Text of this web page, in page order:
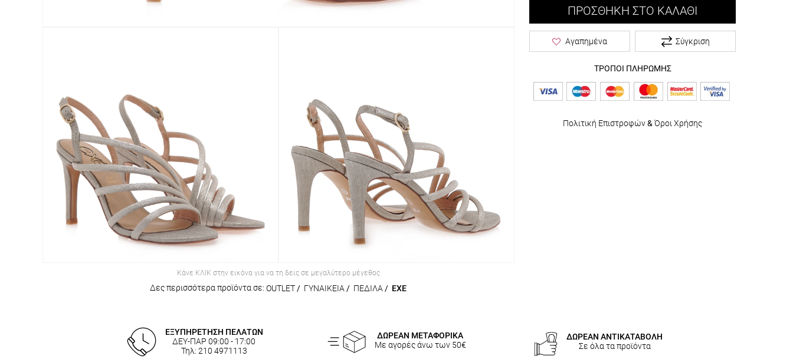
Κάνε ΚΛΙΚ στην εικόνα για να τη δεις σε μεγαλύτερο μέγεθος
Δες περισσότερα προϊόντα σε: OUTLET/ ΓΥΝΑΙΚΕΙΑ / ΠΕΔΙΛΑ / EXE
ΠΡΟΣΘΉΚΗ ΣΤΟ ΚΑΛΆΘΙ
Αγαπημένα Σύγκριση
ΤΡΟΠΟΙ ΠΛΗΡΩΜΗΣ
Πολιτική Επιστροφών& Όροι Χρήσης
ΕΞΥΠΗΡΕΤΗΣΗ ΠΕΛΑΤΩΝ
ΔΕΥ-ΠΑΡ 09:00 - 17:00
Τηλ: 210 4971113
ΔΩΡΕΑΝ ΜΕΤΑΦΟΡΙΚΑ
Με αγορές άνω των 50€
ΔΩΡΕΑΝ ΑΝΤΙΚΑΤΑΒΟΛΗ
Σε όλα τα προϊόντα